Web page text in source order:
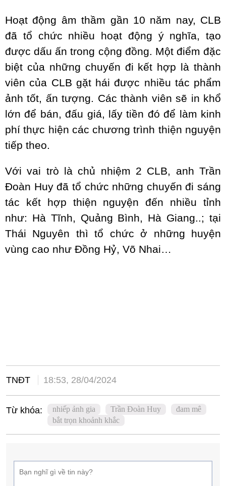
Hoạt động âm thầm gần 10 năm nay, CLB
đã tổ chức nhiều hoạt động ý nghĩa, tạo
được dấu ấn trong cộng đồng. Một điểm đặc
biệt của những chuyến đi kết hợp là thành
viên của CLB gặt hái được nhiều tác phẩm
ảnh tốt, ấn tượng. Các thành viên sẽ in khổ
lớn để bán, đấu giá, lấy tiền đó để làm kinh
phí thực hiện các chương trình thiện nguyện
tiếp theo.
Với vai trò là chủ nhiệm 2 CLB, anh Trần
Đoàn Huy đã tổ chức những chuyến đi sáng
tác kết hợp thiện nguyện đến nhiều tỉnh
như: Hà Tĩnh, Quảng Bình, Hà Giang..; tại
Thái Nguyên thì tổ chức ở những huyện
vùng cao như Đồng Hỷ, Võ Nhai…
TNĐT 18:53, 28/04/2024
Từ khóa: nhiếp ảnh gia Trần Đoàn Huy
đam mê
bắt trọn khoảnh khắc